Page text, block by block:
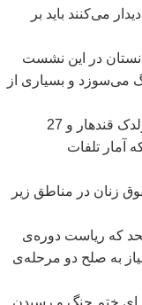
میکنند باید بر
در این نشست
میسوزد و بسیاری از
خانم اکبر افزود که بیش از 40 تن در سپین بولدک قندهار و 27
آمار تلفات
زنان در مناطق زیر
که ریاست دورهی
به صلح دو مرحلهی
ختم جنگ و رسیدن